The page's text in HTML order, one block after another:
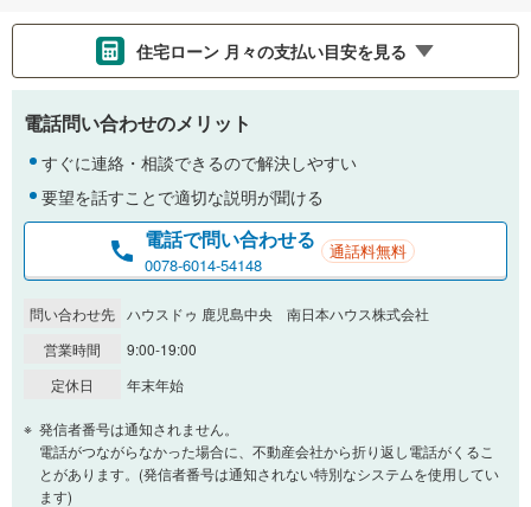
住宅ローン 月々の支払い目安を見る
支払いの目安をシミュレーションすることができます。
金利
0.01%
一般的には最長35年まで借り入れ可能です。多くの金融機関
閉じる
頭金
電話問い合わせのメリット
すぐに連絡・相談できるので解決しやすい
要望を話すことで適切な説明が聞ける
電話で問い合わせる
0078-6014-54148
通話料無料
問い合わせ先 ハウスドゥ 鹿児島中央 南日本ハウス株式会社
営業時間
9:00-19:00
定休日
年末年始
発信者番号は通知されません。
電話がつながらなかった場合に、不動産会社から折り返し電話がくるこ
とがあります。(発信者番号は通知されない特別なシステムを使用してい
ます)